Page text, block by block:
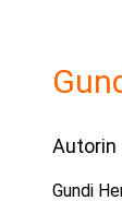
Autorin
Gundi